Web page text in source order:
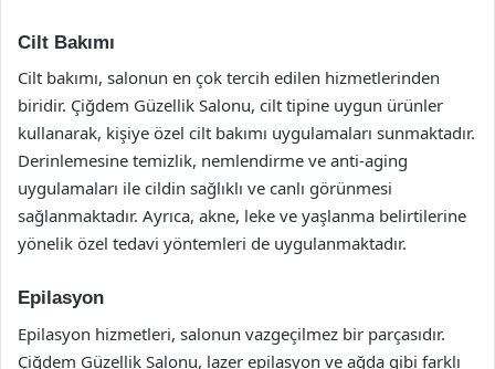
Cilt Bakımı
Cilt bakımı, salonun en çok tercih edilen hizmetlerinden
biridir. Çiğdem Güzellik Salonu, cilt tipine uygun ürünler
kullanarak, kişiye özel cilt bakımı uygulamaları sunmaktadır.
Derinlemesine temizlik, nemlendirme ve anti-aging
uygulamaları ile cildin sağlıklı ve canlı görünmesi
sağlanmaktadır. Ayrıca, akne, leke ve yaşlanma belirtilerine
yönelik özel tedavi yöntemleri de uygulanmaktadır.
Epilasyon
Epilasyon hizmetleri, salonun vazgeçilmez bir parçasıdır.
Çiğdem Güzellik Salonu, lazer epilasyon ve ağda gibi farklı